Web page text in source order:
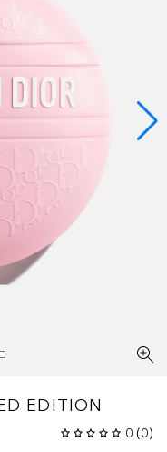
EDITION
0 (0)